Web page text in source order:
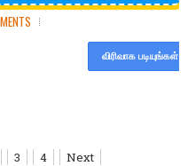
விரிவாக படியுங்கள்
3 4 Next